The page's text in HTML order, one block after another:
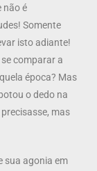
não é
Somente
isto adiante!
comparar a
época? Mas
o dedo na
mas
sua agonia em